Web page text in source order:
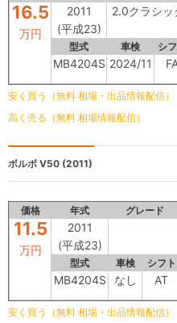
16.5
万円
2011
(平成23)
2.0クラシッ
型式 車検 シ
MB4204S 2024/11
安く買う（無料 相場・出品情報配信）
高く売る（無料 相場情報配信）
ボルボ V50 (2011)
価格 年式 グレード
11.5
万円
2011
(平成23)
型式 車検 シフト
MB4204S なし AT
安く買う（無料 相場・出品情報配信）